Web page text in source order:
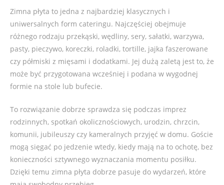
Zimna płyta to jedna z najbardziej klasycznych i
uniwersalnych form cateringu. Najczęściej obejmuje
różnego rodzaju przekąski, wędliny, sery, sałatki, warzywa,
pasty, pieczywo, koreczki, roladki, tortille, jajka faszerowane
czy półmiski z mięsami i dodatkami. Jej dużą zaletą jest to, że
może być przygotowana wcześniej i podana w wygodnej
formie na stole lub bufecie.
To rozwiązanie dobrze sprawdza się podczas imprez
rodzinnych, spotkań okolicznościowych, urodzin, chrzcin,
komunii, jubileuszy czy kameralnych przyjęć w domu. Goście
mogą sięgać po jedzenie wtedy, kiedy mają na to ochotę, bez
konieczności sztywnego wyznaczania momentu posiłku.
Dzięki temu zimna płyta dobrze pasuje do wydarzeń, które